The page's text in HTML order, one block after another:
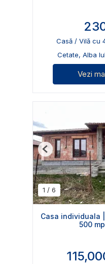
Casă / Vilă cu
Cetate, Alba
Vezi
1 / 6
Previous
Casa individuala |
500